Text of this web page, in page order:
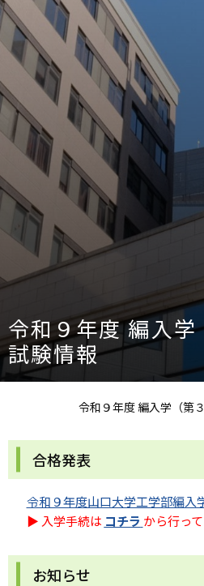
令和９年度 編入
試験情報
令和９年度 編入学（第
合格発表
令和９年度山口大学工学部編入
▶ 入学手続は コチラ から行っ
お知らせ